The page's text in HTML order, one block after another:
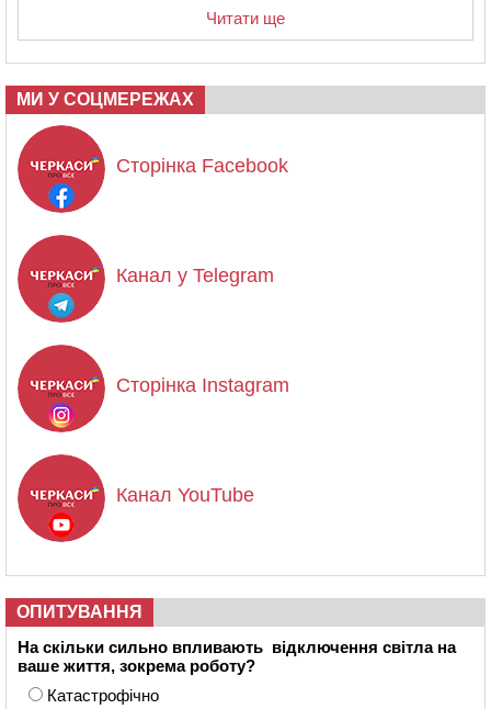
Читати ще
МИ У СОЦМЕРЕЖАХ
Сторінка Facebook
Канал у Telegram
Сторінка Instagram
Канал YouTube
ОПИТУВАННЯ
На скільки сильно впливають відключення світла на
ваше життя, зокрема роботу?
Катастрофічно